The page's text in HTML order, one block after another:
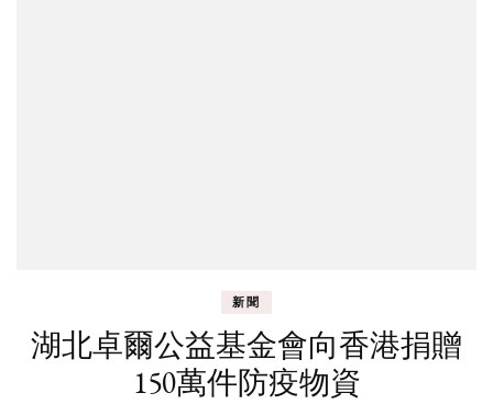
新聞
湖北卓爾公益基金會向香港捐贈
150萬件防疫物資